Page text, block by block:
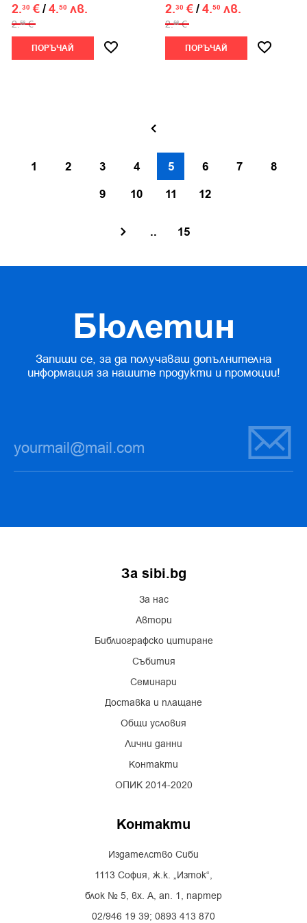
2.30 €/4.50 лв.
2.56 €
ПОРЪЧАЙ
2.30 €/4.50 лв.
2.56 €
ПОРЪЧАЙ
1 2 3 4 5 6 7
8
9
10 11 12
.. 15
Бюлетин
Запиши се, за да получаваш допълнителна
информация за нашите продукти и промоции!
За sibi.bg
За нас
Автори
Библиографско цитиране
Събития
Семинари
Доставка и плащане
Общи условия
Лични данни
Контакти
ОПИК 2014-2020
Контакти
Издателство Сиби
1113 София, ж.к. „Изток“,
блок № 5, вх. А, ап. 1, партер
02/946 19 39; 0893 413 870